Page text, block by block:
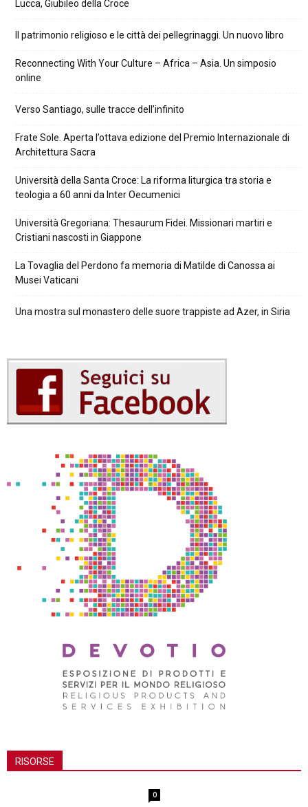
Lucca, Giubileo della Croce
Il patrimonio religioso e le città dei pellegrinaggi. Un nuovo libro
Reconnecting With Your Culture – Africa – Asia. Un simposio
online
Verso Santiago, sulle tracce dell’infinito
Frate Sole. Aperta l’ottava edizione del Premio Internazionale di
Architettura Sacra
Università della Santa Croce: La riforma liturgica tra storia e
teologia a 60 anni da Inter Oecumenici
Università Gregoriana: Thesaurum Fidei. Missionari martiri e
Cristiani nascosti in Giappone
La Tovaglia del Perdono fa memoria di Matilde di Canossa ai
Musei Vaticani
Una mostra sul monastero delle suore trappiste ad Azer, in Siria
RISORSE
0